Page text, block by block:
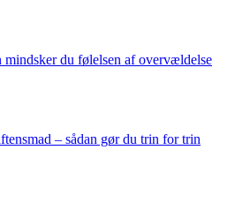
mindsker du følelsen af overvældelse
– sådan gør du trin for trin